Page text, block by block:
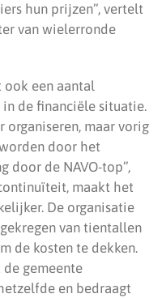
hun prijzen”, vertelt
van wielerronde
ook een aantal
de financiële situatie.
organiseren, maar vorig
door het
door de NAVO-top”,
maakt het
De organisatie
van tientallen
de kosten te dekken.
gemeente
en bedraagt